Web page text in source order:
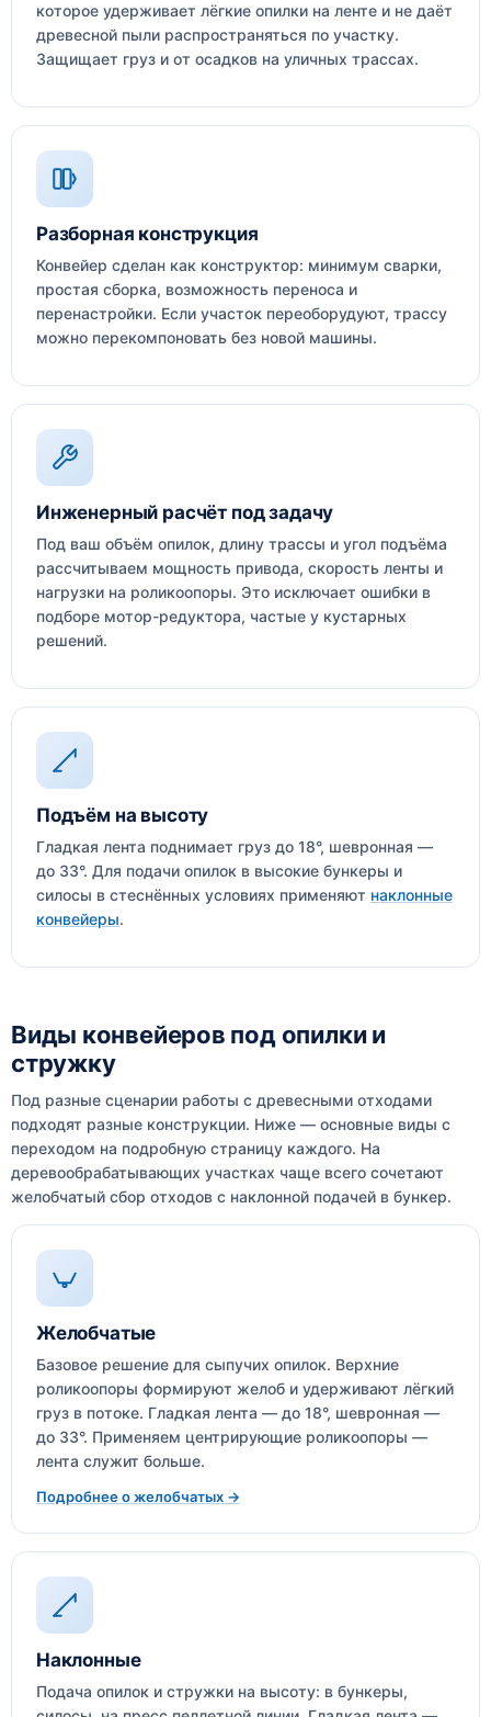
которое удерживает лёгкие опилки на ленте и не даёт
древесной пыли распространяться по участку.
Защищает груз и от осадков на уличных трассах.
Разборная конструкция
Конвейер сделан как конструктор: минимум сварки,
простая сборка, возможность переноса и
перенастройки. Если участок переоборудуют, трассу
можно перекомпоновать без новой машины.
Инженерный расчёт под задачу
Под ваш объём опилок, длину трассы и угол подъёма
рассчитываем мощность привода, скорость ленты и
нагрузки на роликоопоры. Это исключает ошибки в
подборе мотор-редуктора, частые у кустарных
решений.
Подъём на высоту
Гладкая лента поднимает груз до 18°, шевронная —
до 33°. Для подачи опилок в высокие бункеры и
силосы в стеснённых условиях применяют наклонные
конвейеры.
Виды конвейеров под опилки и
стружку
Под разные сценарии работы с древесными отходами
подходят разные конструкции. Ниже — основные виды с
переходом на подробную страницу каждого. На
деревообрабатывающих участках чаще всего сочетают
желобчатый сбор отходов с наклонной подачей в бункер.
Желобчатые
Базовое решение для сыпучих опилок. Верхние
роликоопоры формируют желоб и удерживают лёгкий
груз в потоке. Гладкая лента — до 18°, шевронная —
до 33°. Применяем центрирующие роликоопоры —
лента служит больше.
Подробнее о желобчатых →
Наклонные
Подача опилок и стружки на высоту: в бункеры,